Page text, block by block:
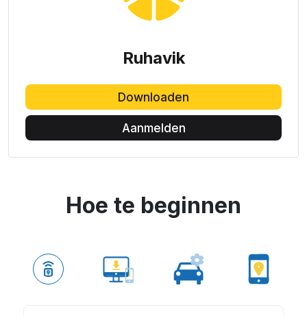
Ruhavik
Downloaden
Aanmelden
Hoe te beginnen